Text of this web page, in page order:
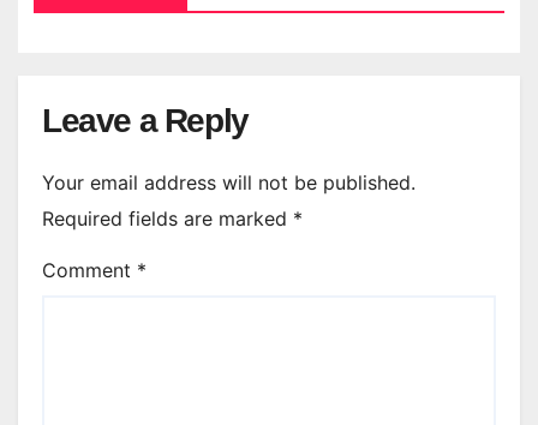
Leave a Reply
Your email address will not be published.
Required fields are marked *
Comment *